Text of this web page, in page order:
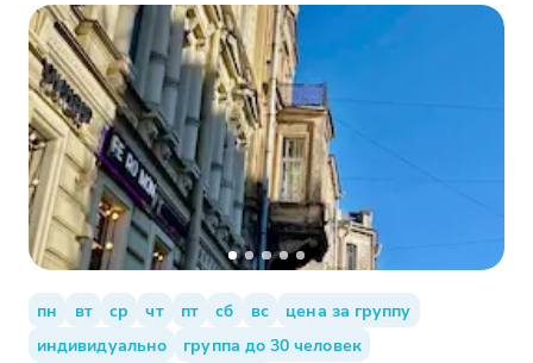
пн вт ср чт пт сб вс
цена за группу
индивидуально
группа до 30 человек